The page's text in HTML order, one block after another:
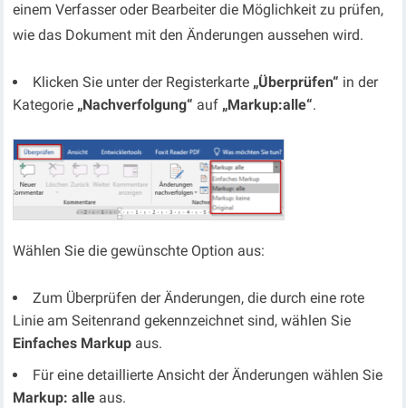
einem Verfasser oder Bearbeiter die Möglichkeit zu prüfen,
wie das Dokument mit den Änderungen aussehen wird.
Klicken Sie unter der Registerkarte „Überprüfen“ in der
Kategorie „Nachverfolgung“ auf „Markup:alle“.
Wählen Sie die gewünschte Option aus:
Zum Überprüfen der Änderungen, die durch eine rote
Linie am Seitenrand gekennzeichnet sind, wählen Sie
Einfaches Markup aus.
Für eine detaillierte Ansicht der Änderungen wählen Sie
Markup: alle aus.